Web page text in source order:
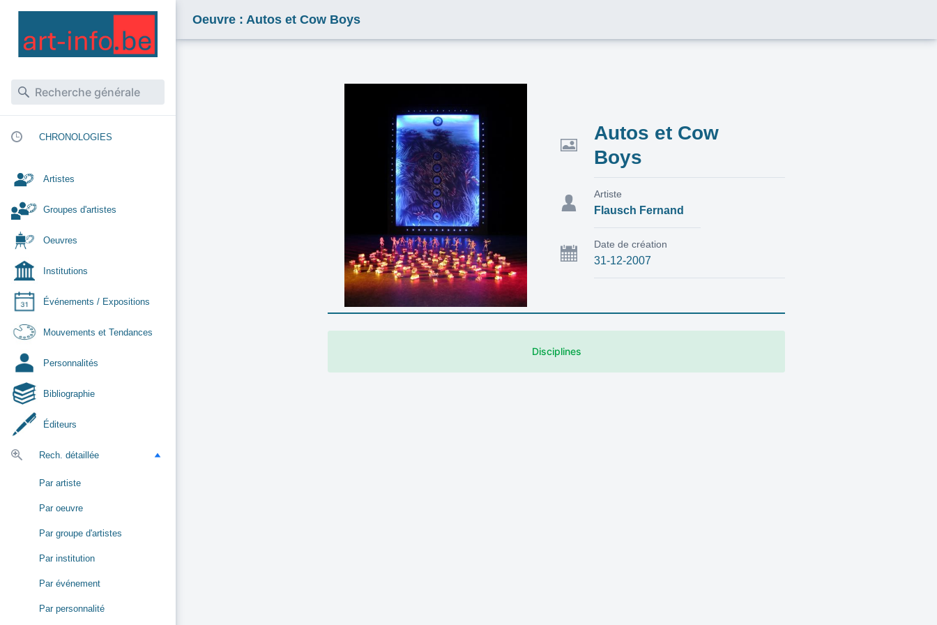
CHRONOLOGIES
Artistes
Groupes d'artistes
Oeuvres
Institutions
Événements / Expositions
Mouvements et Tendances
Personnalités
Bibliographie
Éditeurs
Rech. détaillée
Par artiste
Par oeuvre
Par groupe d'artistes
Par institution
Par événement
Par personnalité
Oeuvre : Autos et Cow Boys
Autos et Cow
Boys
Flausch Fernand
Artiste
31-12-2007
Date de création
Disciplines